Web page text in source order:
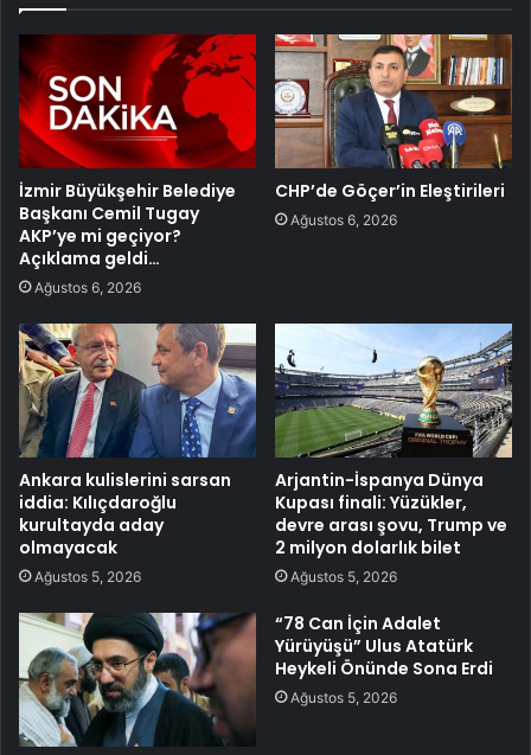
İzmir Büyükşehir Belediye
Başkanı Cemil Tugay
AKP’ye mi geçiyor?
Açıklama geldi…
Ağustos 6, 2026
CHP’de Göçer’in Eleştirileri
Ağustos 6, 2026
Ankara kulislerini sarsan
iddia: Kılıçdaroğlu
kurultayda aday
olmayacak
Ağustos 5, 2026
Arjantin-İspanya Dünya
Kupası finali: Yüzükler,
devre arası şovu, Trump ve
2 milyon dolarlık bilet
Ağustos 5, 2026
“78 Can İçin Adalet
Yürüyüşü” Ulus Atatürk
Heykeli Önünde Sona Erdi
Ağustos 5, 2026